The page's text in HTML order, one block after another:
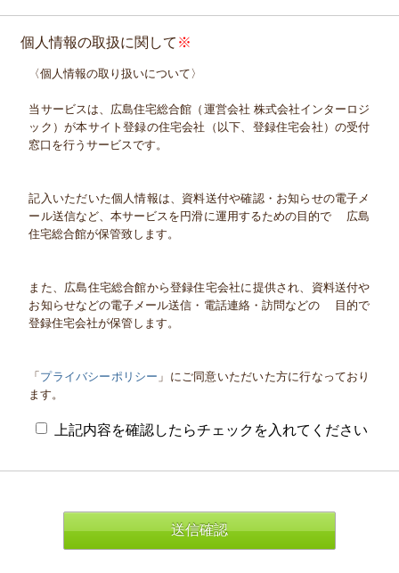
個人情報の取扱に関して
〈個人情報の取り扱いについて〉
当サービスは、広島住宅総合館（運営会社 株式会社インターロジ
ック）が本サイト登録の住宅会社（以下、登録住宅会社）の受付
窓口を行うサービスです。
記入いただいた個人情報は、資料送付や確認・お知らせの電子メ
ール送信など、本サービスを円滑に運用するための目的で 広島
住宅総合館が保管致します。
また、広島住宅総合館から登録住宅会社に提供され、資料送付や
お知らせなどの電子メール送信・電話連絡・訪問などの 目的で
登録住宅会社が保管します。
「 プライバシーポリシー 」にご同意いただいた方に行なっており
ます。
上記内容を確認したらチェックを入れてください